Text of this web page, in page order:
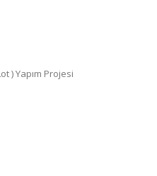
) Yapım Projesi